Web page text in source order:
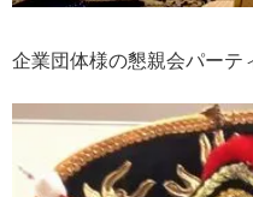
企業団体様の懇親会パーテ